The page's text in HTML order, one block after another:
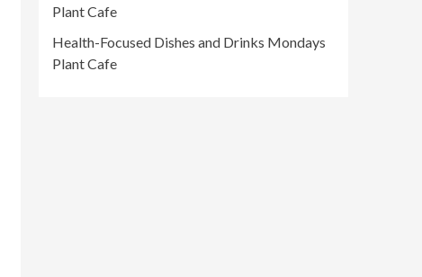
Plant Cafe
Health-Focused Dishes and Drinks Mondays
Plant Cafe